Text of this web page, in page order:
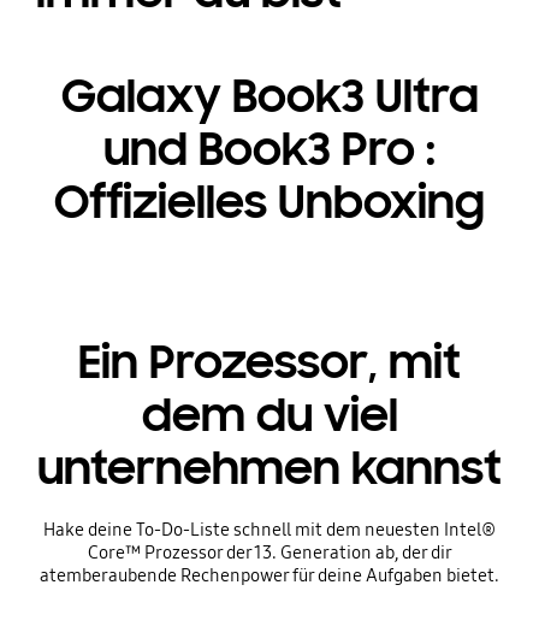
Galaxy Book3 Ultra
und Book3 Pro :
Offizielles Unboxing
Ein Prozessor, mit
dem du viel
unternehmen kannst
Hake deine To-Do-Liste schnell mit dem neuesten Intel®
Core™ Prozessor der 13. Generation ab, der dir
atemberaubende Rechenpower für deine Aufgaben bietet.